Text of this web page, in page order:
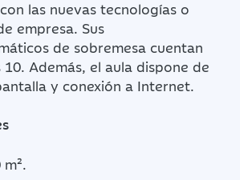
las nuevas tecnologías o
empresa. Sus
de sobremesa cuentan
Además, el aula dispone de
y conexión a Internet.